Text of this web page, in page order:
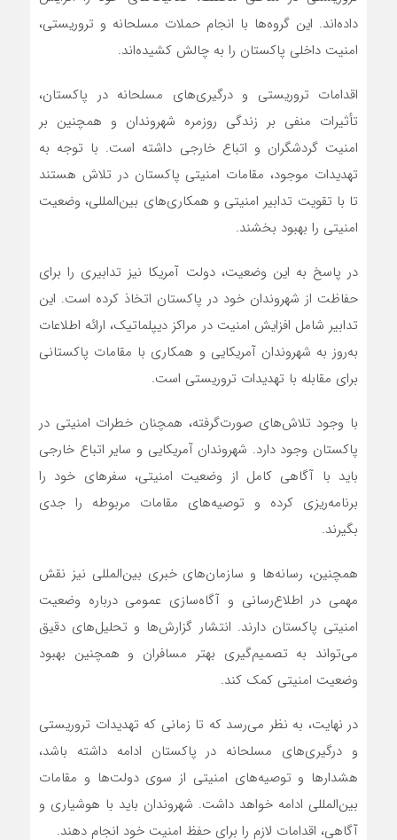
داده‌اند. این گروه‌ها با انجام حملات مسلحانه و تروریستی،
امنیت داخلی پاکستان را به چالش کشیده‌اند.
اقدامات تروریستی و درگیری‌های مسلحانه در پاکستان،
تأثیرات منفی بر زندگی روزمره شهروندان و همچنین بر
امنیت گردشگران و اتباع خارجی داشته است. با توجه به
تهدیدات موجود، مقامات امنیتی پاکستان در تلاش هستند
تا با تقویت تدابیر امنیتی و همکاری‌های بین‌المللی، وضعیت
امنیتی را بهبود بخشند.
در پاسخ به این وضعیت، دولت آمریکا نیز تدابیری را برای
حفاظت از شهروندان خود در پاکستان اتخاذ کرده است. این
تدابیر شامل افزایش امنیت در مراکز دیپلماتیک، ارائه اطلاعات
به‌روز به شهروندان آمریکایی و همکاری با مقامات پاکستانی
برای مقابله با تهدیدات تروریستی است.
با وجود تلاش‌های صورت‌گرفته، همچنان خطرات امنیتی در
پاکستان وجود دارد. شهروندان آمریکایی و سایر اتباع خارجی
باید با آگاهی کامل از وضعیت امنیتی، سفرهای خود را
برنامه‌ریزی کرده و توصیه‌های مقامات مربوطه را جدی
بگیرند.
همچنین، رسانه‌ها و سازمان‌های خبری بین‌المللی نیز نقش
مهمی در اطلاع‌رسانی و آگاه‌سازی عمومی درباره وضعیت
امنیتی پاکستان دارند. انتشار گزارش‌ها و تحلیل‌های دقیق
می‌تواند به تصمیم‌گیری بهتر مسافران و همچنین بهبود
وضعیت امنیتی کمک کند.
در نهایت، به نظر می‌رسد که تا زمانی که تهدیدات تروریستی
و درگیری‌های مسلحانه در پاکستان ادامه داشته باشد،
هشدارها و توصیه‌های امنیتی از سوی دولت‌ها و مقامات
بین‌المللی ادامه خواهد داشت. شهروندان باید با هوشیاری و
آگاهی، اقدامات لازم را برای حفظ امنیت خود انجام دهند.